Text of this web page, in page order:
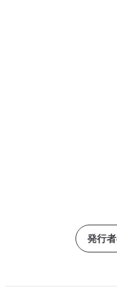
発行